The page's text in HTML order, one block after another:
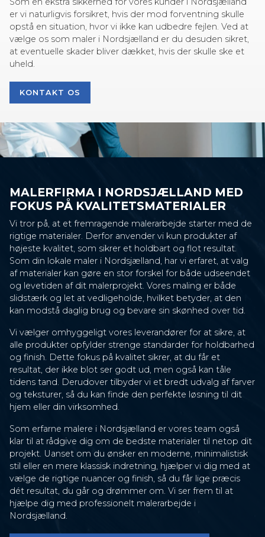
er vi naturligvis forsikret, hvis der mod forventning skulle
opstå en situation, hvor vi ikke kan udbedre fejlen. Ved at
vælge os som maler i Nordsjælland er du desuden sikret,
at eventuelle skader bliver dækket, hvis der skulle ske et
uheld.
KONTAKT OS
MALERFIRMA I NORDSJÆLLAND MED
FOKUS PÅ KVALITETSMATERIALER
Vi tror på, at et fremragende malerarbejde starter med de
rigtige materialer. Derfor anvender vi kun produkter af
højeste kvalitet, som sikrer et holdbart og flot resultat.
Som din lokale maler i Nordsjælland, har vi erfaret, at valg
af materialer kan gøre en stor forskel for både udseendet
og levetiden af dit malerprojekt. Vores maling er både
slidstærk og let at vedligeholde, hvilket betyder, at den
kan modstå daglig brug og bevare sin skønhed over tid.
Vi vælger omhyggeligt vores leverandører for at sikre, at
alle produkter opfylder strenge standarder for holdbarhed
og finish. Dette fokus på kvalitet sikrer, at du får et
resultat, der ikke blot ser godt ud, men også kan tåle
tidens tand. Derudover tilbyder vi et bredt udvalg af farver
og teksturer, så du kan finde den perfekte løsning til dit
hjem eller din virksomhed.
Som erfarne malere i Nordsjælland er vores team også
klar til at rådgive dig om de bedste materialer til netop dit
projekt. Uanset om du ønsker en moderne, minimalistisk
stil eller en mere klassisk indretning, hjælper vi dig med at
vælge de rigtige nuancer og finish, så du får lige præcis
dét resultat, du går og drømmer om. Vi ser frem til at
hjælpe dig med professionelt malerarbejde i
Nordsjælland.